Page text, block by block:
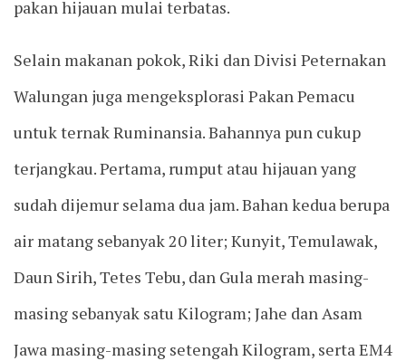
pakan hijauan mulai terbatas.
Selain makanan pokok, Riki dan Divisi Peternakan
Walungan juga mengeksplorasi Pakan Pemacu
untuk ternak Ruminansia. Bahannya pun cukup
terjangkau. Pertama, rumput atau hijauan yang
sudah dijemur selama dua jam. Bahan kedua berupa
air matang sebanyak 20 liter; Kunyit, Temulawak,
Daun Sirih, Tetes Tebu, dan Gula merah masing-
masing sebanyak satu Kilogram; Jahe dan Asam
Jawa masing-masing setengah Kilogram, serta EM4